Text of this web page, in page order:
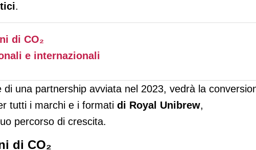
.
di CO₂
e internazionali
di una partnership avviata nel 2023, vedrà la
tutti i marchi e i formati di Royal Unibrew,
percorso di crescita.
di CO₂